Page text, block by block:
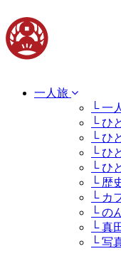
一人旅
└ 一
└ ひ
└ ひ
└ ひ
└ ひ
└ 歴
└ カ
└ の
└ 真
└ 写